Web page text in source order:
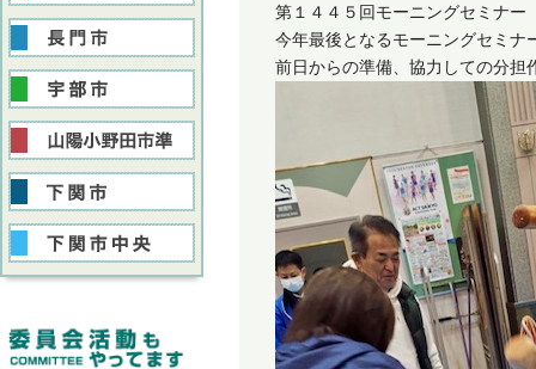
第１４４５回モーニングセミナー
今年最後となるモーニングセミナ
前日からの準備、協力しての分担